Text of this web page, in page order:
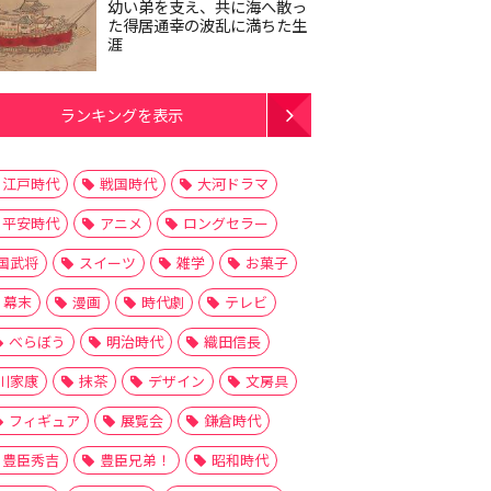
幼い弟を支え、共に海へ散っ
た得居通幸の波乱に満ちた生
涯
ランキングを表示
江戸時代 戦国時代
大河ドラマ
平安時代
アニメ
ロングセラー
武将
スイーツ 雑学
お菓子
幕末
漫画 時代劇
テレビ
べらぼう
明治時代
織田信長
家康
抹茶 デザイン
文房具
フィギュア
展覧会
鎌倉時代
豊臣秀吉
豊臣兄弟！
昭和時代